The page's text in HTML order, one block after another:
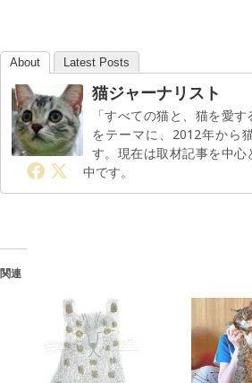
About Latest Posts
猫ジャーナリスト
「すべての猫と、猫を愛
をテーマに、2012年から
す。現在は取材記事を中
中です。
関連